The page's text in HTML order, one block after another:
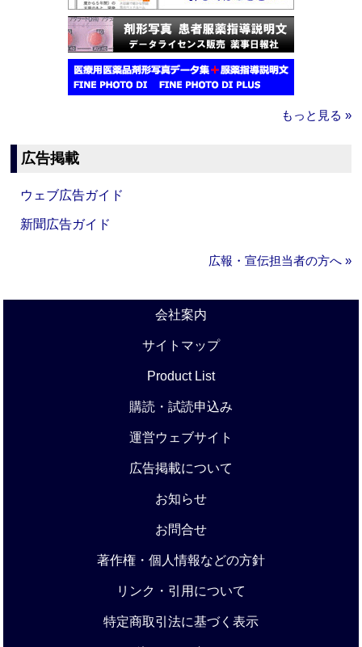
もっと見る »
広告掲載
ウェブ広告ガイド
新聞広告ガイド
広報・宣伝担当者の方へ »
会社案内
サイトマップ
Product List
購読・試読申込み
運営ウェブサイト
広告掲載について
お知らせ
お問合せ
著作権・個人情報などの方針
リンク・引用について
特定商取引法に基づく表示